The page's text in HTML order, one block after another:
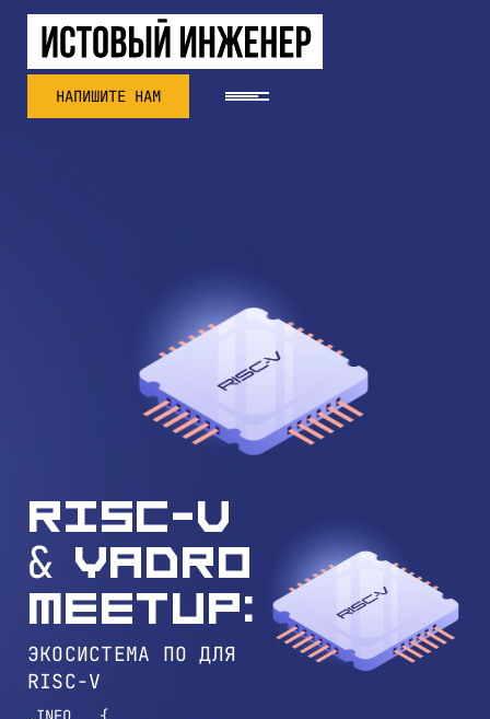
НАПИШИТЕ НАМ
RISC-V
& YADRO
Meetup:
ЭКОСИСТЕМА ПО ДЛЯ
RISC-V